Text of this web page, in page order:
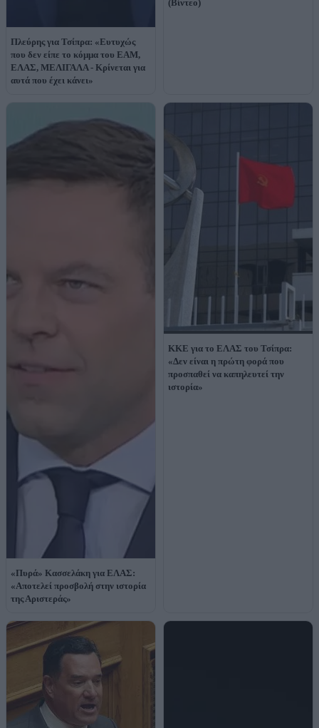
Πλεύρης για Τσίπρα: «Ευτυχώς
που δεν είπε το κόμμα του ΕΑΜ,
ΕΛΑΣ, ΜΕΛΙΓΑΛΑ - Κρίνεται για
αυτά που έχει κάνει»
(Βίντεο)
«Πυρά» Κασσελάκη για ΕΛΑΣ:
«Αποτελεί προσβολή στην ιστορία
της Αριστεράς»
ΚΚΕ για το ΕΛΑΣ του Τσίπρα:
«Δεν είναι η πρώτη φορά που
προσπαθεί να καπηλευτεί την
ιστορία»